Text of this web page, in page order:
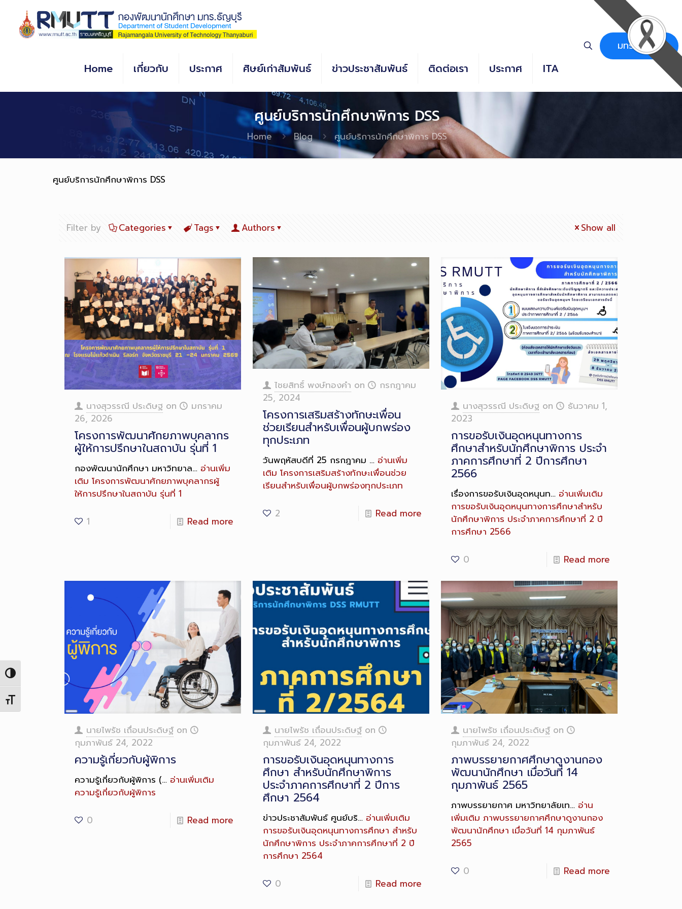
Content
Toggle High Contrast
Toggle Font size
Home เกี่ยวกับ ประกาศ ศิษย์เก่าสัมพันธ์ ข่าวประชาสัมพันธ์ ติดต่อเรา ประกาศ ITA
มทร.ธัญบุรี
ศูนย์บริการนักศึกษาพิการ DSS
Home Blog ศูนย์บริการนักศึกษาพิการ DSS
ศูนย์บริการนักศึกษาพิการ DSS
Filter by Categories Tags Authors Show all
นางสุวรรณี ประดิษฐ on
มกราคม
26, 2026
โครงการพัฒนาศักยภาพบุคลากร
ผู้ให้การปรึกษาในสถาบัน รุ่นที่ 1
กองพัฒนานักศึกษา มหาวิทยาล… อ่านเพิ่ม
เติม โครงการพัฒนาศักยภาพบุคลากรผู้
ให้การปรึกษาในสถาบัน รุ่นที่ 1
1 Read more
ไชยสิทธิ์ พงษ์ทองคำ on
กรกฎาคม
25, 2024
โครงการเสริมสร้างทักษะเพื่อน
ช่วยเรียนสำหรับเพื่อนผู้บกพร่อง
ทุกประเภท
วันพฤหัสบดีที่ 25 กรกฎาคม … อ่านเพิ่ม
เติม โครงการเสริมสร้างทักษะเพื่อนช่วย
เรียนสำหรับเพื่อนผู้บกพร่องทุกประเภท
2 Read more
นางสุวรรณี ประดิษฐ on
ธันวาคม 1,
2023
การขอรับเงินอุดหนุนทางการ
ศึกษาสำหรับนักศึกษาพิการ ประจำ
ภาคการศึกษาที่ 2 ปีการศึกษา
2566
เรื่องการขอรับเงินอุดหนุนท… อ่านเพิ่มเติม
การขอรับเงินอุดหนุนทางการศึกษาสำหรับ
นักศึกษาพิการ ประจำภาคการศึกษาที่ 2 ปี
การศึกษา 2566
0 Read more
Long
Description
นายไพรัช เถื่อนประดิษฐ์ on
กุมภาพันธ์ 24, 2022
ความรู้เกี่ยวกับผู้พิการ
ความรู้เกี่ยวกับผู้พิการ (… อ่านเพิ่มเติม
ความรู้เกี่ยวกับผู้พิการ
0 Read more
Long
Description
นายไพรัช เถื่อนประดิษฐ์ on
กุมภาพันธ์ 24, 2022
การขอรับเงินอุดหนุนทางการ
ศึกษา สำหรับนักศึกษาพิการ
ประจำภาคการศึกษาที่ 2 ปีการ
ศึกษา 2564
ข่าวประชาสัมพันธ์ ศูนย์บริ… อ่านเพิ่มเติม
การขอรับเงินอุดหนุนทางการศึกษา สำหรับ
นักศึกษาพิการ ประจำภาคการศึกษาที่ 2 ปี
การศึกษา 2564
0 Read more
Long
Description
นายไพรัช เถื่อนประดิษฐ์ on
กุมภาพันธ์ 24, 2022
ภาพบรรยายกาศศึกษาดูงานกอง
พัฒนานักศึกษา เมื่อวันที่ 14
กุมภาพันธ์ 2565
ภาพบรรยายกาศ มหาวิทยาลัยเท… อ่าน
เพิ่มเติม ภาพบรรยายกาศศึกษาดูงานกอง
พัฒนานักศึกษา เมื่อวันที่ 14 กุมภาพันธ์
2565
0 Read more